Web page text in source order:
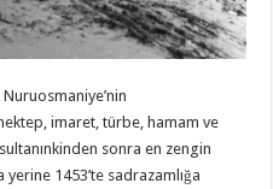
imaret, türbe, hamam ve
sonra en zengin
1453’te sadrazamlığa